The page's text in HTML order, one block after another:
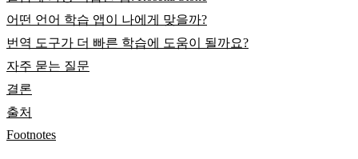
어떤 언어 학습 앱이 나에게 맞을까?
번역 도구가 더 빠른 학습에 도움이 될까요?
자주 묻는 질문
결론
출처
Footnotes